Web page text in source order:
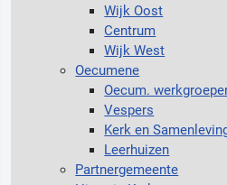
Wijk Oost
Centrum
Wijk West
Oecumene
Oecum.
Vespers
Kerk en
Leerhuizen
Partnergemeente